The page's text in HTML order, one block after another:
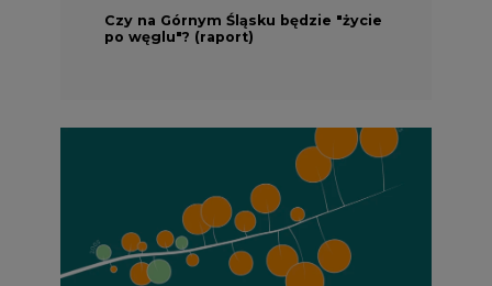
2026-08-01 13:00
Wyszedł ciekawy raport o stanie
klimatu w Europie